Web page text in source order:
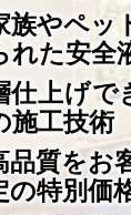
族やペッ
れた安全
仕上げで
施工技術
品質をお
の特別価